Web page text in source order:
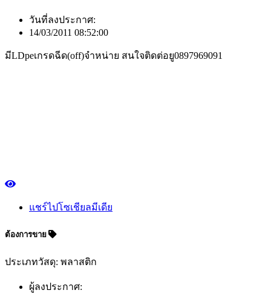
วันที่ลงประกาศ:
14/03/2011 08:52:00
มีLDpeเกรดฉีด(off)จำหน่าย สนใจติดต่อยู0897969091
แชร์ไปโซเชียลมีเดีย
ต้องการขาย
ประเภทวัสดุ: พลาสติก
ผู้ลงประกาศ: